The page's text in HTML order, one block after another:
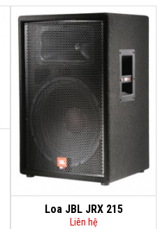
Loa JBL JRX 215
Liên hệ